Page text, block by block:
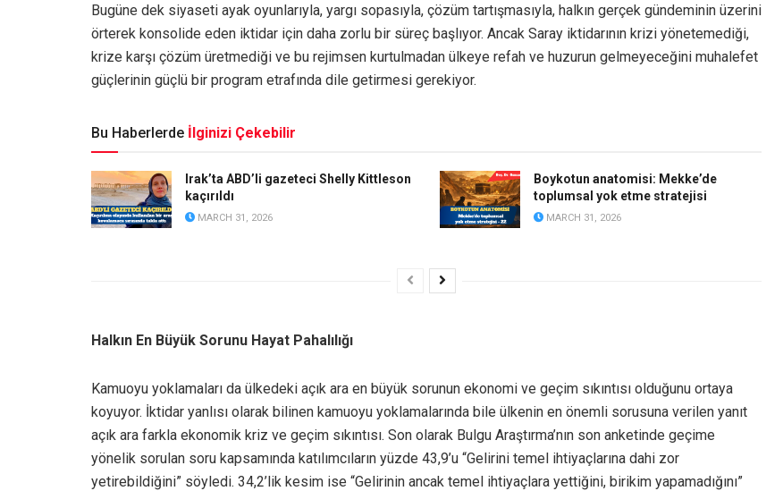
Bugüne dek siyaseti ayak oyunlarıyla, yargı sopasıyla, çözüm tartışmasıyla, halkın gerçek gündeminin üzerini
örterek konsolide eden iktidar için daha zorlu bir süreç başlıyor. Ancak Saray iktidarının krizi yönetemediği,
krize karşı çözüm üretmediği ve bu rejimsen kurtulmadan ülkeye refah ve huzurun gelmeyeceğini muhalefet
güçlerinin güçlü bir program etrafında dile getirmesi gerekiyor.
Bu Haberlerde İlginizi Çekebilir
Irak’ta ABD’li gazeteci Shelly Kittleson
kaçırıldı
MARCH 31, 2026
Boykotun anatomisi: Mekke’de
toplumsal yok etme stratejisi
MARCH 31, 2026
Halkın En Büyük Sorunu Hayat Pahalılığı
Kamuoyu yoklamaları da ülkedeki açık ara en büyük sorunun ekonomi ve geçim sıkıntısı olduğunu ortaya
koyuyor. İktidar yanlısı olarak bilinen kamuoyu yoklamalarında bile ülkenin en önemli sorusuna verilen yanıt
açık ara farkla ekonomik kriz ve geçim sıkıntısı. Son olarak Bulgu Araştırma’nın son anketinde geçime
yönelik sorulan soru kapsamında katılımcıların yüzde 43,9’u “Gelirini temel ihtiyaçlarına dahi zor
yetirebildiğini” söyledi. 34,2’lik kesim ise “Gelirinin ancak temel ihtiyaçlara yettiğini, birikim yapamadığını”